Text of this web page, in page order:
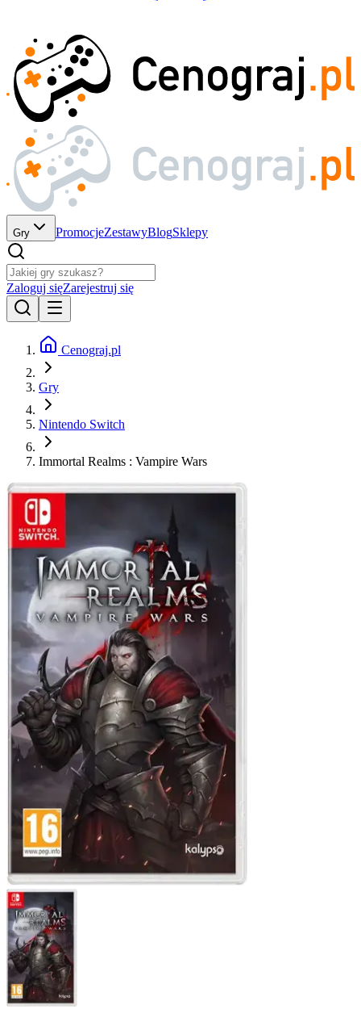
Gry PromocjeZestawyBlogSklepy
Zaloguj sięZarejestruj się
Cenograj.pl
Gry
Nintendo Switch
Immortal Realms : Vampire Wars